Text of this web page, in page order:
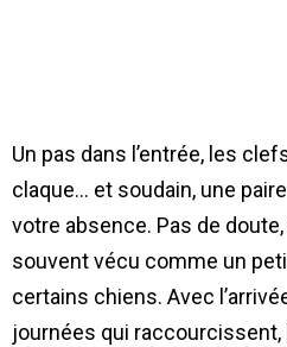
Un pas dans l’entrée, les
claque… et soudain, une
votre absence. Pas de
souvent vécu comme un
certains chiens. Avec
journées qui